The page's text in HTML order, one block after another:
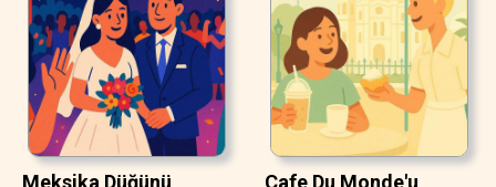
Meksika Düğünü
Cafe Du Monde'u